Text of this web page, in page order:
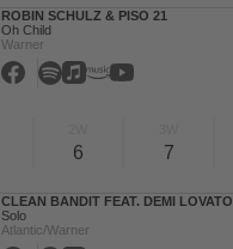
ROBIN SCHULZ & PISO 21
Oh Child
Warner
6 7
CLEAN BANDIT FEAT. DEMI LOVATO
Solo
Atlantic/Warner